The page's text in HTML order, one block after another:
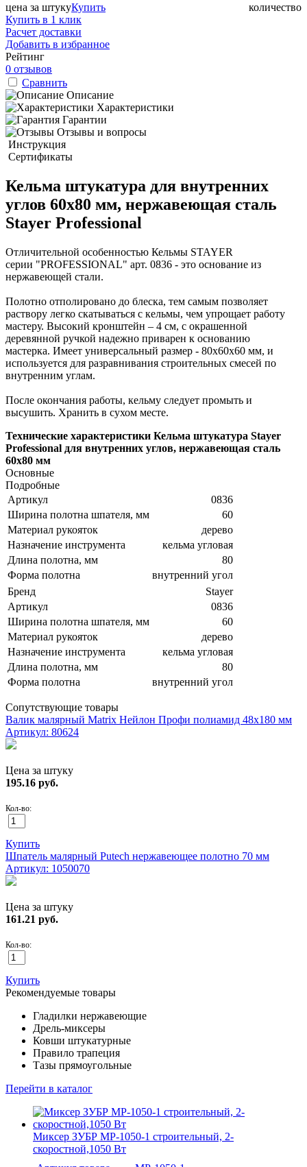
цена за штуку количество
Купить
Купить в 1 клик
Расчет доставки
Добавить в избранное
Рейтинг
0 отзывов
Сравнить
Описание
Характеристики
Гарантии
Отзывы и вопросы
Инструкция
Сертификаты
Кельма штукатура для внутренних
углов 60х80 мм, нержавеющая сталь
Stayer Professional
Отличительной особенностью Кельмы STAYER
серии "PROFESSIONAL" арт. 0836 - это основание из
нержавеющей стали.
Полотно отполировано до блеска, тем самым позволяет
раствору легко скатываться с кельмы, чем упрощает работу
мастеру. Высокий кронштейн – 4 см, с окрашенной
деревянной ручкой надежно приварен к основанию
мастерка. Имеет универсальный размер - 80х60х60 мм, и
используется для разравнивания строительных смесей по
внутренним углам.
После окончания работы, кельму следует промыть и
высушить. Хранить в сухом месте.
Технические характеристики Кельма штукатура Stayer
Professional для внутренних углов, нержавеющая сталь
60х80 мм
Основные
Подробные
Артикул
0836
Ширина полотна шпателя, мм
60
Материал рукояток
дерево
Назначение инструмента
кельма угловая
Длина полотна, мм
80
Форма полотна
внутренний угол
Бренд
Stayer
Артикул
0836
Ширина полотна шпателя, мм
60
Материал рукояток
дерево
Назначение инструмента
кельма угловая
Длина полотна, мм
80
Форма полотна
внутренний угол
Сопутствующие товары
Валик малярный Matrix Нейлон Профи полиамид 48х180 мм
Артикул: 80624
Цена за штуку
195.16 руб.
Кол-во:
Купить
Шпатель малярный Putech нержавеющее полотно 70 мм
Артикул: 1050070
Цена за штуку
161.21 руб.
Кол-во:
Купить
Рекомендуемые товары
Гладилки нержавеющие
Дрель-миксеры
Ковши штукатурные
Правило трапеция
Тазы прямоугольные
Перейти в каталог
Миксер ЗУБР МР-1050-1 строительный, 2-
скоростной,1050 Вт